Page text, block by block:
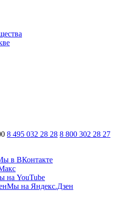
8 495 032 28 28 8 800 302 28 27
в ВКонтакте
на YouTube
Мы на Яндекс.Дзен